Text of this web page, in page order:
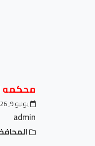
محكمه
يوليو 9, 2026
admin